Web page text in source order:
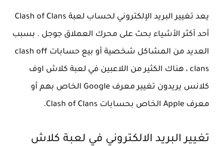
يعد تغيير البريد الإلكتروني لحساب لعبة Clash of Clans
أحد أكثر الأشياء بحث على محرك العملاق جوجل . بسبب
العديد من المشاكل شخصية أو بيع حسابات clash off
clans ، هناك الكثير من اللاعبين في لعبة كلاش اوف
كلانس يريدون تغيير معرف Google الخاص بهم أو
معرف Apple الخاص بحسابات Clash of Clans.
تغيير البريد الالكتروني في لعبة كلاش